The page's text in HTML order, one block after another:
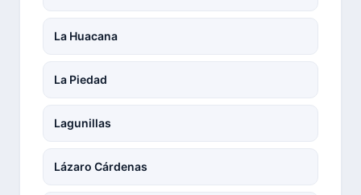
La Huacana
La Piedad
Lagunillas
Lázaro Cárdenas